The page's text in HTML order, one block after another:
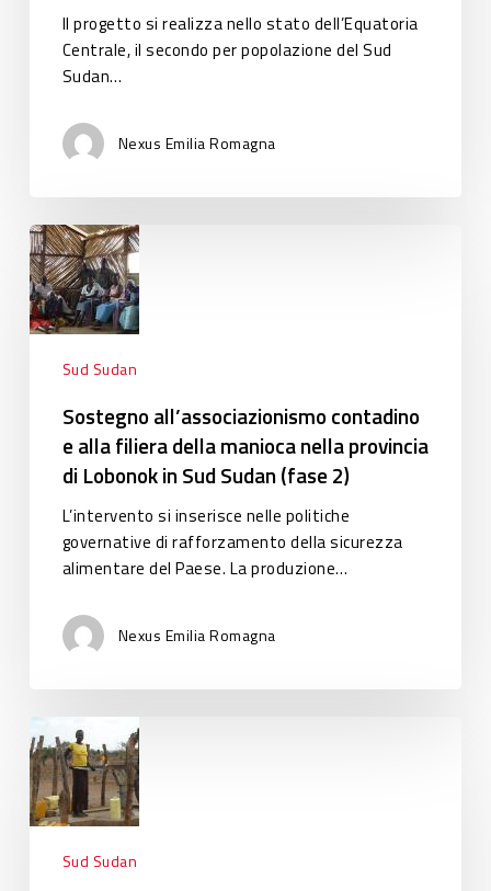
Lobonok
Il progetto si realizza nello stato dell’Equatoria
Centrale, il secondo per popolazione del Sud
Sudan…
Nexus Emilia Romagna
Sostegno
all’associazionismo
contadino
e
alla
filiera
manioca
nella
provincia
Lobonok
(fase
Sud Sudan
Sostegno all’associazionismo contadino
e alla filiera della manioca nella provincia
di Lobonok in Sud Sudan (fase 2)
L’intervento si inserisce nelle politiche
governative di rafforzamento della sicurezza
alimentare del Paese. La produzione…
Nexus Emilia Romagna
Sostegno
all’avvio
della
filiera
della
maniocaSud Sudan